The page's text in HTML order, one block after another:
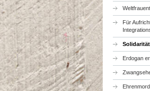
Für
Erdogan